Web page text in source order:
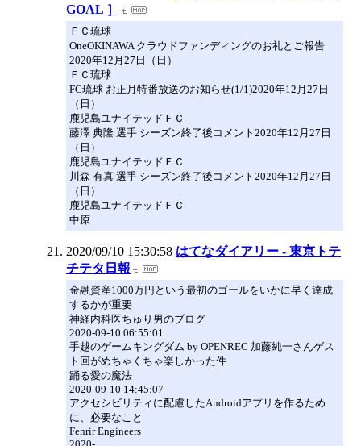
GOAL ］
ＦＣ琉球
OneOKINAWA クラウドファンディングのお礼とご報告
2020年12月27日（日）
ＦＣ琉球
FC琉球 お正月特番放送のお知らせ(1/1)2020年12月27日
（日）
鹿児島ユナイテッドＦＣ
藤澤 典隆 選手 シーズン終了後コメント2020年12月27日
（日）
鹿児島ユナイテッドＦＣ
川森 有真 選手 シーズン終了後コメント2020年12月27日
（日）
鹿児島ユナイテッドＦＣ
中原
2020/09/10 15:30:58 はてなダイアリー - 東京トテ
チテタ日報
金融資産1000万円という最初のゴールをいかに早く達成
するかが重要
神経内科医ちゅり男のブログ
2020-09-10 06:55:01
手越のゲームキングダム by OPENREC 加藤純一さんゲス
ト回がめちゃくちゃ楽しかった件
踊る愛の魔法
2020-09-10 14:45:07
アクセシビリティに配慮したAndroidアプリを作るため
に、必要なこと
Fenrir Engineers